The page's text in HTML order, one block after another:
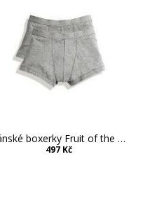
Pánské boxerky Fruit of the Loom 2ks
497 Kč